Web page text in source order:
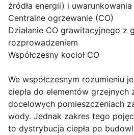
źródła energii) i
Centralne ogrzewanie (CO)
Działanie CO grawitacyjnego z
rozprowadzeniem
Współczesny kocioł CO
We współczesnym rozumieniu
ciepła do elementów grzejnych
docelowych pomieszczeniach
wody. Jednak zakres tego
to dystrybucja ciepła po